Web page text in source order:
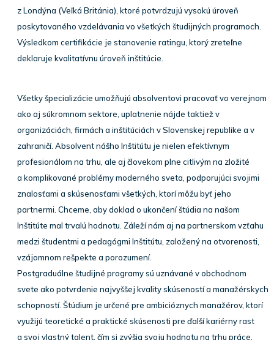
z Londýna (Veľká Británia), ktoré potvrdzujú vysokú úroveň
poskytovaného vzdelávania vo všetkých študijných programoch.
Výsledkom certifikácie je stanovenie ratingu, ktorý zreteľne
deklaruje kvalitatívnu úroveň inštitúcie.
Všetky špecializácie umožňujú absolventovi pracovať vo verejnom
ako aj súkromnom sektore, uplatnenie nájde taktiež v
organizáciách, firmách a inštitúciách v Slovenskej republike a v
zahraničí. Absolvent nášho Inštitútu je nielen efektívnym
profesionálom na trhu, ale aj človekom plne citlivým na zložité
a komplikované problémy moderného sveta, podporujúci svojimi
znalosťami a skúsenosťami všetkých, ktorí môžu byť jeho
partnermi. Chceme, aby doklad o ukončení štúdia na našom
Inštitúte mal trvalú hodnotu. Záleží nám aj na partnerskom vzťahu
medzi študentmi a pedagógmi Inštitútu, založený na otvorenosti,
vzájomnom rešpekte a porozumení.
Postgraduálne študijné programy sú uznávané v obchodnom
svete ako potvrdenie najvyššej kvality skúseností a manažérskych
schopností. Štúdium je určené pre ambicióznych manažérov, ktorí
využijú teoretické a praktické skúsenosti pre ďalší kariérny rast
a svoj vlastný talent, čím si zvýšia svoju hodnotu na trhu práce.